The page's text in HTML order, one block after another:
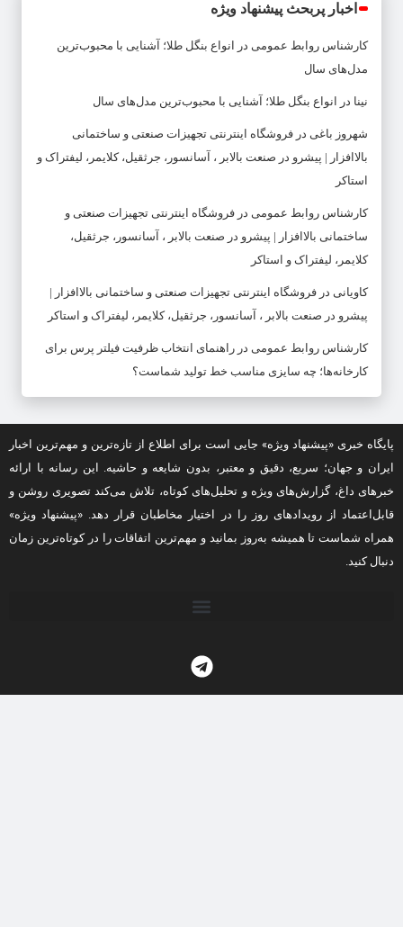
اخبار پربحث پیشنهاد ویژه
کارشناس روابط عمومی در
انواع بنگل طلا؛ آشنایی با محبوب‌ترین
مدل‌های سال
نینا در انواع بنگل طلا؛ آشنایی با محبوب‌ترین مدل‌های سال
شهروز باغی در فروشگاه اینترنتی تجهیزات صنعتی و ساختمانی
بالاافزار | پیشرو در صنعت بالابر ، آسانسور، جرثقیل، کلایمر، لیفتراک و
استاکر
کارشناس روابط عمومی در فروشگاه اینترنتی تجهیزات صنعتی و
ساختمانی بالاافزار | پیشرو در صنعت بالابر ، آسانسور، جرثقیل،
کلایمر، لیفتراک و استاکر
کاویانی در فروشگاه اینترنتی تجهیزات صنعتی و ساختمانی بالاافزار |
پیشرو در صنعت بالابر ، آسانسور، جرثقیل، کلایمر، لیفتراک و استاکر
کارشناس روابط عمومی در راهنمای انتخاب ظرفیت فیلتر پرس برای
کارخانه‌ها؛ چه سایزی مناسب خط تولید شماست؟
پایگاه خبری «پیشنهاد ویژه» جایی است برای اطلاع از تازه‌ترین و مهم‌ترین اخبار
ایران و جهان؛ سریع، دقیق و معتبر، بدون شایعه و حاشیه. این رسانه با ارائه
خبرهای داغ، گزارش‌های ویژه و تحلیل‌های کوتاه، تلاش می‌کند تصویری روشن و
قابل‌اعتماد از رویدادهای روز را در اختیار مخاطبان قرار دهد. «پیشنهاد ویژه»
همراه شماست تا همیشه به‌روز بمانید و مهم‌ترین اتفاقات را در کوتاه‌ترین زمان
دنبال کنید.